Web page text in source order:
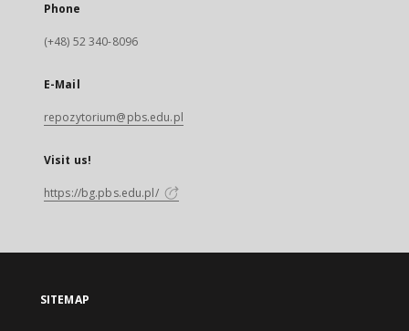
Phone
(+48) 52 340-8096
E-Mail
repozytorium@pbs.edu.pl
Visit us!
https://bg.pbs.edu.pl/
SITEMAP